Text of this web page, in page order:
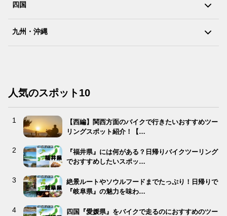
四国
九州・沖縄
人気のスポット10
【西編】関西方面のバイクで行きたいおすすめツー
リングスポット紹介！【…
『福井県』には何がある？日帰りバイクツーリング
でおすすめしたいスポッ…
絶景ルートやソウルフードまでたっぷり！日帰りで
『岐阜県』の魅力を味わ…
四国『愛媛県』をバイクで走るのにおすすめのツー